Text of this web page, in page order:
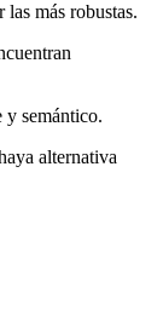
más robustas.
y semántico.
alternativa